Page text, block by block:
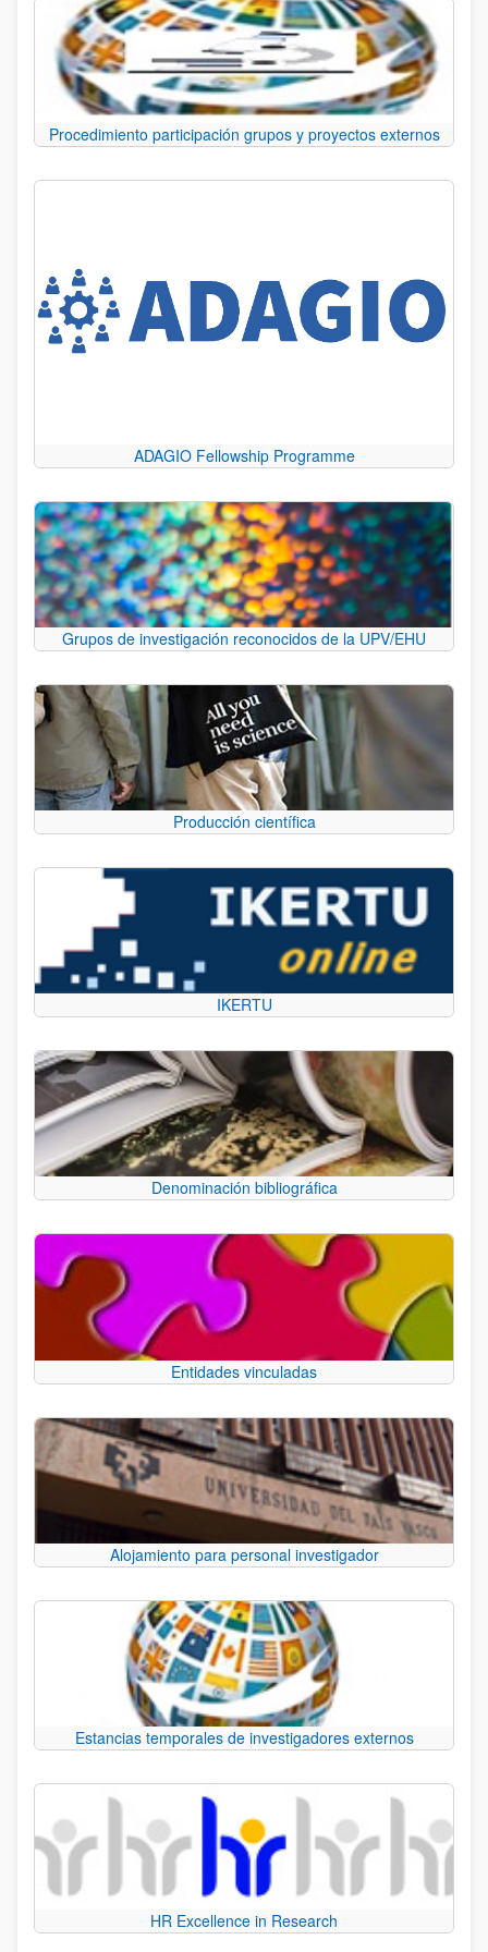
Procedimiento participación grupos y proyectos externos
ADAGIO Fellowship Programme
Grupos de investigación reconocidos de la UPV/EHU
Producción científica
IKERTU
Denominación bibliográfica
Entidades vinculadas
Alojamiento para personal investigador
Estancias temporales de investigadores externos
HR Excellence in Research